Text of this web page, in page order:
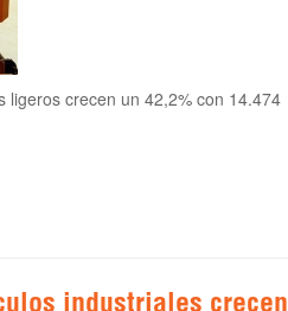
ligeros crecen un 42,2% con 14.474